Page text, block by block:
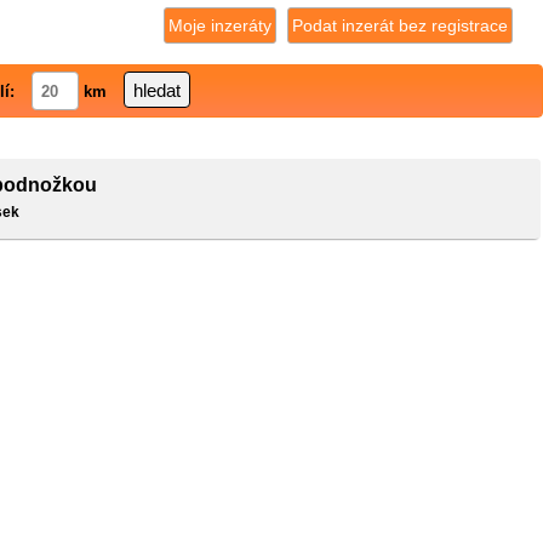
Podat inzerát bez registrace
Moje inzeráty
km